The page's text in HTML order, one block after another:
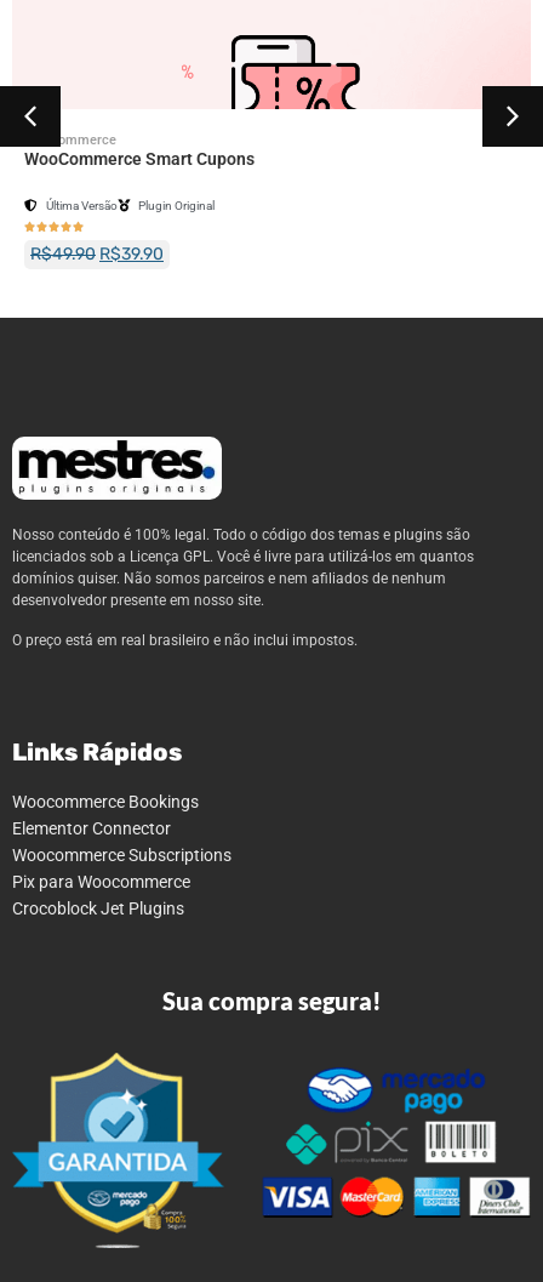
Woocommerce
WooCommerce Smart Cupons
Última Versão Plugin Original

R$49.90 R$39.90
Nosso conteúdo é 100% legal. Todo o código dos temas e plugins são
licenciados sob a Licença GPL. Você é livre para utilizá-los em quantos
domínios quiser. Não somos parceiros e nem afiliados de nenhum
desenvolvedor presente em nosso site.
O preço está em real brasileiro e não inclui impostos.
Links Rápidos
Woocommerce Bookings
Elementor Connector
Woocommerce Subscriptions
Pix para Woocommerce
Crocoblock Jet Plugins
Sua compra segura!